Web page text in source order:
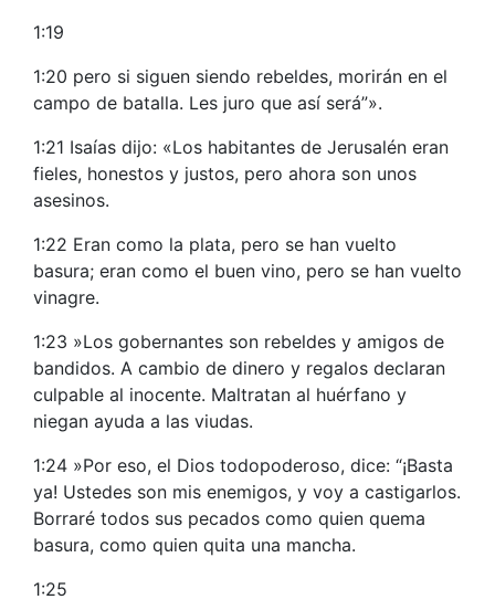
1:19
1:20 pero si siguen siendo rebeldes, morirán en el
campo de batalla. Les juro que así será”».
1:21 Isaías dijo: «Los habitantes de Jerusalén eran
fieles, honestos y justos, pero ahora son unos
asesinos.
1:22 Eran como la plata, pero se han vuelto
basura; eran como el buen vino, pero se han vuelto
vinagre.
1:23 »Los gobernantes son rebeldes y amigos de
bandidos. A cambio de dinero y regalos declaran
culpable al inocente. Maltratan al huérfano y
niegan ayuda a las viudas.
1:24 »Por eso, el Dios todopoderoso, dice: “¡Basta
ya! Ustedes son mis enemigos, y voy a castigarlos.
Borraré todos sus pecados como quien quema
basura, como quien quita una mancha.
1:25